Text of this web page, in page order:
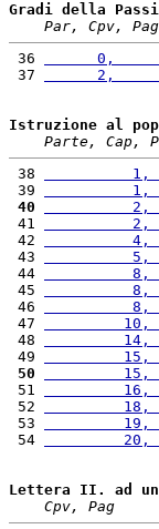
Gradi della
Par, Cpv, Pag
36
0,
37
2,
Istruzione al
Parte, Cap,
38
1,
39
1,
40
2,
41
2,
42
4,
43
5,
44
8,
45
8,
46
8,
47
10,
48
14,
49
15,
50
15,
51
16,
52
18,
53
19,
54
20,
Lettera II. ad un
Cpv, Pag